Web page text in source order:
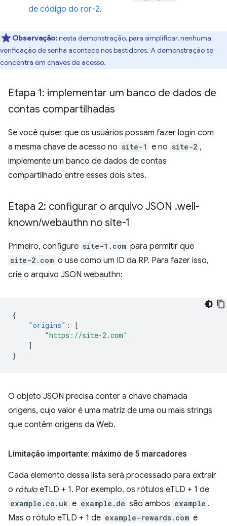
de código do ror-2.
Observação:nesta demonstração, para simplificar, nenhuma
verificação de senha acontece nos bastidores. A demonstração se
concentra em chaves de acesso.
Etapa 1: implementar um banco de dados de
contas compartilhadas
Se você quiser que os usuários possam fazer login com
a mesma chave de acesso no site-1 e no site-2 ,
implemente um banco de dados de contas
compartilhado entre esses dois sites.
Etapa 2: configurar o arquivo JSON .well-
known/webauthn no site-1
Primeiro, configure site-1.com para permitir que
site-2.com o use como um ID da RP. Para fazer isso,
crie o arquivo JSON webauthn:
{
"origins" :
[
"https://site-2.com"
]
}
O objeto JSON precisa conter a chave chamada
origens, cujo valor é uma matriz de uma ou mais strings
que contêm origens da Web.
Limitação importante: máximo de 5 marcadores
Cada elemento dessa lista será processado para extrair
o rótulo eTLD + 1. Por exemplo, os rótulos eTLD + 1 de
example.co.uk e example.de são ambos example .
Mas o rótulo eTLD + 1 de example-rewards.com é